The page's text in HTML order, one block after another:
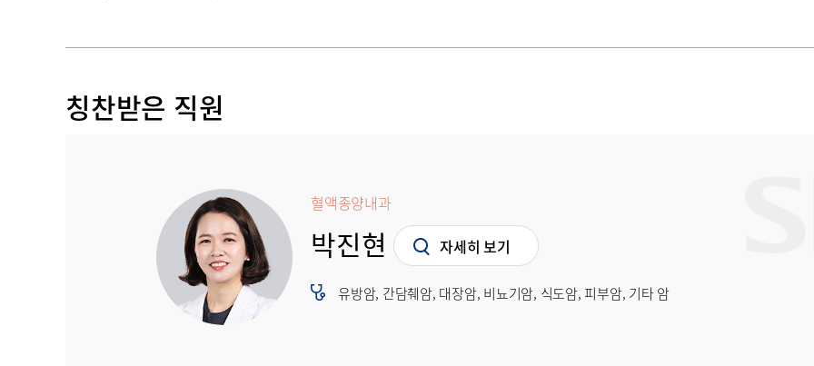
칭찬받은 직원
혈액종양내과
박진현 자세히 보기
유방암, 간담췌암, 대장암, 비뇨기암, 식도암, 피부암, 기타 암